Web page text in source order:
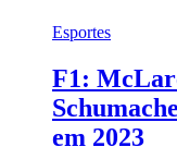
Esportes
F1:
em 2023